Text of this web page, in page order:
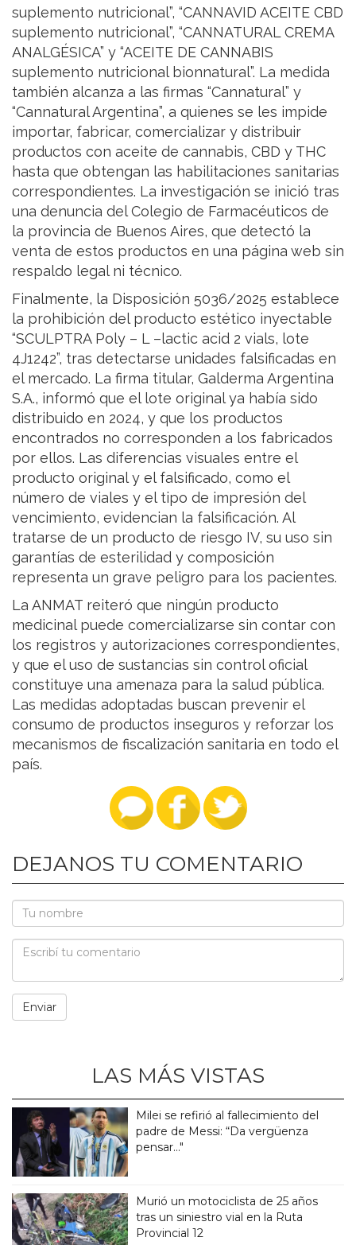
suplemento nutricional”, “CANNAVID ACEITE CBD
suplemento nutricional”, “CANNATURAL CREMA
ANALGÉSICA” y “ACEITE DE CANNABIS
suplemento nutricional bionnatural”. La medida
también alcanza a las firmas “Cannatural” y
“Cannatural Argentina”, a quienes se les impide
importar, fabricar, comercializar y distribuir
productos con aceite de cannabis, CBD y THC
hasta que obtengan las habilitaciones sanitarias
correspondientes. La investigación se inició tras
una denuncia del Colegio de Farmacéuticos de
la provincia de Buenos Aires, que detectó la
venta de estos productos en una página web sin
respaldo legal ni técnico.
Finalmente, la Disposición 5036/2025 establece
la prohibición del producto estético inyectable
“SCULPTRA Poly – L –lactic acid 2 vials, lote
4J1242”, tras detectarse unidades falsificadas en
el mercado. La firma titular, Galderma Argentina
S.A., informó que el lote original ya había sido
distribuido en 2024, y que los productos
encontrados no corresponden a los fabricados
por ellos. Las diferencias visuales entre el
producto original y el falsificado, como el
número de viales y el tipo de impresión del
vencimiento, evidencian la falsificación. Al
tratarse de un producto de riesgo IV, su uso sin
garantías de esterilidad y composición
representa un grave peligro para los pacientes.
La ANMAT reiteró que ningún producto
medicinal puede comercializarse sin contar con
los registros y autorizaciones correspondientes,
y que el uso de sustancias sin control oficial
constituye una amenaza para la salud pública.
Las medidas adoptadas buscan prevenir el
consumo de productos inseguros y reforzar los
mecanismos de fiscalización sanitaria en todo el
país.
DEJANOS TU COMENTARIO
LAS MÁS VISTAS
Milei se refirió al fallecimiento del
padre de Messi: “Da vergüenza
pensar..."
Murió un motociclista de 25 años
tras un siniestro vial en la Ruta
Provincial 12